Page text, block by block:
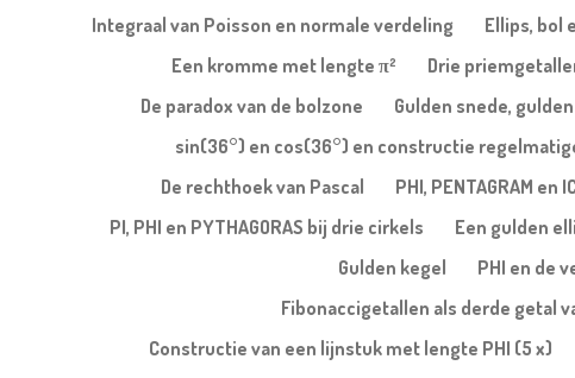
Integraal van Poisson en normale verdeling
Ellips, bol
Een kromme met lengte π²
Drie
De paradox van de bolzone
Gulden snede,
sin(36°) en cos(36°) en constructie
De rechthoek van Pascal
PHI, PENTAGRAM en
PI, PHI en PYTHAGORAS bij drie cirkels
Een gulden
Gulden kegel
PHI en de
Fibonaccigetallen als derde getal
Constructie van een lijnstuk met lengte PHI (5 x)